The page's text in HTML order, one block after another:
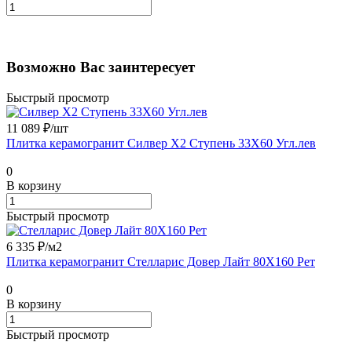
Возможно Вас заинтересует
Быстрый просмотр
11 089 ₽/шт
Плитка керамогранит Силвер Х2 Ступень 33X60 Угл.лев
0
В корзину
Быстрый просмотр
6 335 ₽/м2
Плитка керамогранит Стелларис Довер Лайт 80X160 Рет
0
В корзину
Быстрый просмотр